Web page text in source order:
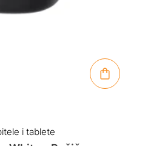
i tablete